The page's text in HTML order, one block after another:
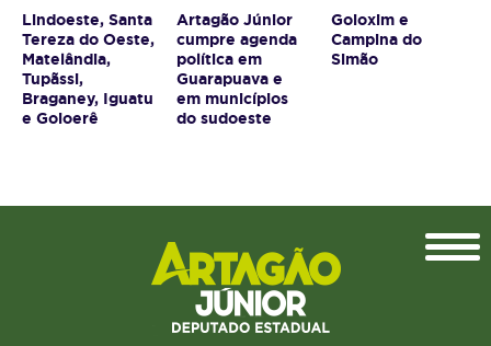
Lindoeste, Santa
Tereza do Oeste,
Matelândia,
Tupãssi,
Braganey, Iguatu
e Goioerê
Artagão Júnior
cumpre agenda
política em
Guarapuava e
em municípios
do sudoeste
Goioxim e
Campina do
Simão